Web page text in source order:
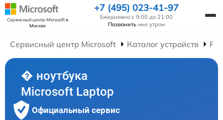
Сервисный центр Microsoftв
Москве
+7 (495) 023-41-97
Ежедневно с 9:00 до 21:00
Позвонить мне утром
Сервисный центр Microsoft Каталог устройств
� ноутбука
Microsoft Laptop
Официальный сервис